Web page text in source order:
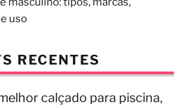
uso
RECENTES
calçado para piscina,